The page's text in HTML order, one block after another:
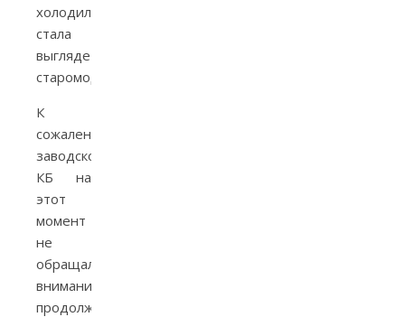
холодильников
стала
выглядеть
старомодно.
К
сожалению,
заводское
КБ на
этот
момент
не
обращало
внимания,
продолжая